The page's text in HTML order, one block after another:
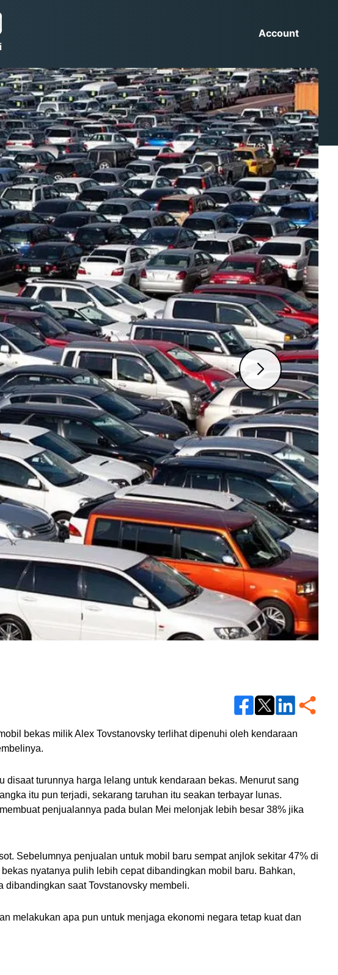
Account
bekas milik Alex Tovstanovsky terlihat dipenuhi oleh kendaraan
turunnya harga lelang untuk kendaraan bekas. Menurut sang
itu pun terjadi, sekarang taruhan itu seakan terbayar lunas.
penjualannya pada bulan Mei melonjak lebih besar 38% jika
Sebelumnya penjualan untuk mobil baru sempat anjlok sekitar 47% di
nyatanya pulih lebih cepat dibandingkan mobil baru. Bahkan,
saat Tovstanovsky membeli.
melakukan apa pun untuk menjaga ekonomi negara tetap kuat dan